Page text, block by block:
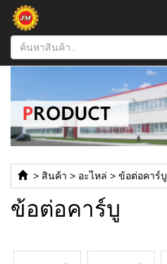
> สินค้า > อะไหล่ > ข้อต่อคาร์บู
ข้อต่อคาร์บู